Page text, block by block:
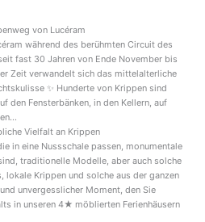
von Lucéram
während des berühmten Circuit des
fast 30 Jahren von Ende November bis
Zeit verwandelt sich das mittelalterliche
✨ Hunderte von Krippen sind
den Fensterbänken, in den Kellern, auf
Vielfalt an Krippen
in eine Nussschale passen, monumentale
traditionelle Modelle, aber auch solche
lokale Krippen und solche aus der ganzen
unvergesslicher Moment, den Sie
in unseren 4★ möblierten Ferienhäusern